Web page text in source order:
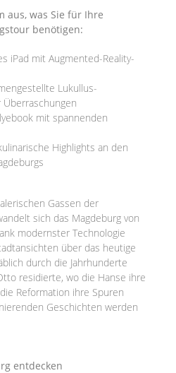
aus, was Sie für Ihre
benötigen:
iPad mit Augmented-Reality-
Lukullus-
Überraschungen
mit spannenden
Highlights an den
Gassen der
sich das Magdeburg von
modernster Technologie
über das heutige
durch die Jahrhunderte
residierte, wo die Hanse ihre
Reformation ihre Spuren
Geschichten werden
entdecken